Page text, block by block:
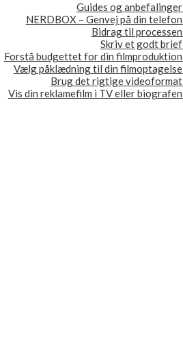
Guides og anbefalinger
NERDBOX – Genvej på din telefon
Bidrag til processen
Skriv et godt brief
Forstå budgettet for din filmproduktion
Vælg påklædning til din filmoptagelse
Brug det rigtige videoformat
Vis din reklamefilm i TV eller biografen